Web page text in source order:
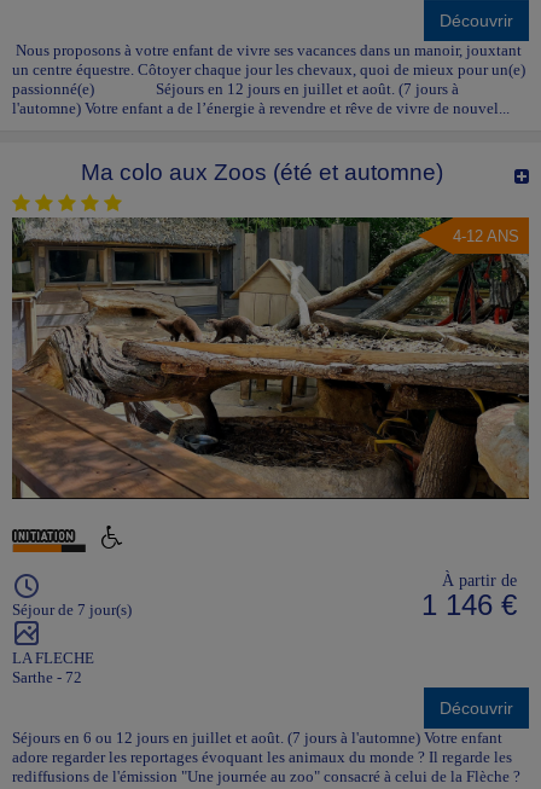
Découvrir
Nous proposons à votre enfant de vivre ses vacances dans un manoir, jouxtant
un centre équestre. Côtoyer chaque jour les chevaux, quoi de mieux pour un(e)
passionné(e) Séjours en 12 jours en juillet et août. (7 jours à
l'automne) Votre enfant a de l’énergie à revendre et rêve de vivre de nouvel...
Ma colo aux Zoos (été et automne)
4-12 ANS
Séjour de 7 jour(s)
LA FLECHE
Sarthe - 72
À partir de
1 146 €
Découvrir
Séjours en 6 ou 12 jours en juillet et août. (7 jours à l'automne) Votre enfant
adore regarder les reportages évoquant les animaux du monde ? Il regarde les
rediffusions de l'émission "Une journée au zoo" consacré à celui de la Flèche ?